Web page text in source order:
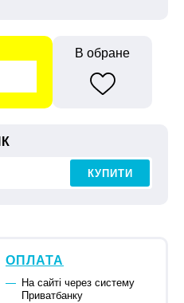
В обране
КУПИТИ
ОПЛАТА
На сайті через систему
Приватбанку